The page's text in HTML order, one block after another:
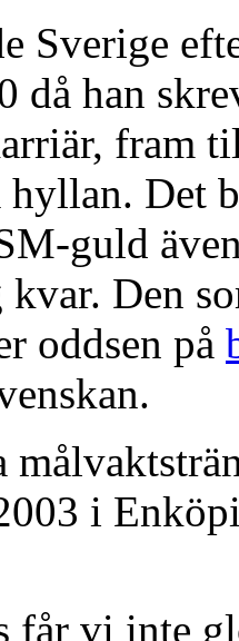
Sverige
då han
fram
hyllan. Det
guld
kvar. Den
oddsen på
i
får vi inte